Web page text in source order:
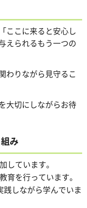
ここに来ると安心し
えられるもう一つの
わりながら見守るこ
大切にしながらお待
み
しています。
育を行っています。
しながら学んでいま